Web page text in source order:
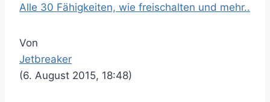
Alle 30 Fähigkeiten, wie freischalten und mehr..
Von
Jetbreaker
(6. August 2015, 18:48)